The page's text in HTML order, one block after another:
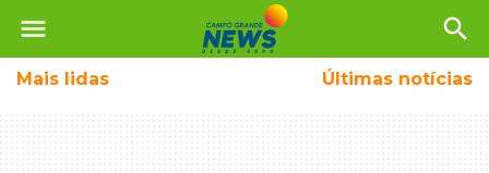
menu search
Mais lidas Últimas notícias